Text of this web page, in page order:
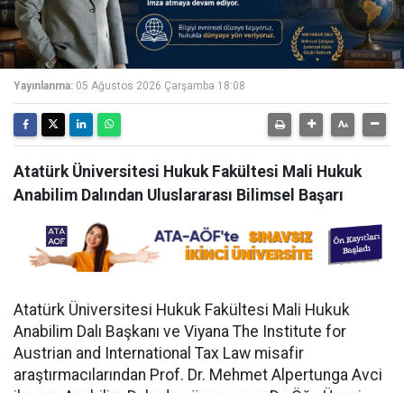
Yayınlanma: 05 Ağustos 2026 Çarşamba 18:08
Atatürk Üniversitesi Hukuk Fakültesi Mali Hukuk
Anabilim Dalından Uluslararası Bilimsel Başarı
Atatürk Üniversitesi Hukuk Fakültesi Mali Hukuk
Anabilim Dalı Başkanı ve Viyana The Institute for
Austrian and International Tax Law misafir
araştırmacılarından Prof. Dr. Mehmet Alpertunga Avci